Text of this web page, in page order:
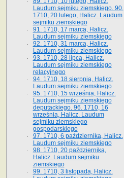
Laudum sejmiku ziemskiego. 90.
1710, 20 lutego, Halicz. Laudum
sejmiku ziemskiego
91. 1710, 17 marca, Halicz.
Laudum sejmiku ziemskiego
92. 1710, 31 marca, Halicz.
Laudum sejmiku ziemskiego
93. 1710, 28 lipca, Halicz.
Laudum sejmiku ziemskiego
relacyjnego
94. 1710, 18 sierpnia, Halicz.
Laudum sejmiku ziemskiego
95. 1710, 15 września, Halicz.
Laudum sejmiku ziemskiego
deputackiego. 96. 1710, 16
września, Halicz. Laudum
sejmiku ziemskiego
gospodarskiego
97. 1710, 6 października, Halicz.
Laudum sejmiku ziemskiego
98. 1710, 20 października,
Halicz. Laudum sejmiku
ziemskiego
99. 1710, 3 listopada, Halicz.